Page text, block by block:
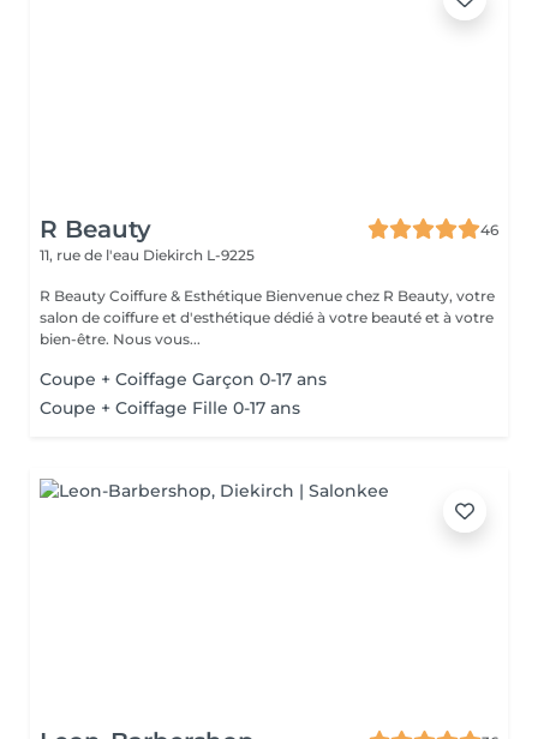
R Beauty
46
11, rue de l'eau Diekirch L-9225
R Beauty Coiffure & Esthétique Bienvenue chez R Beauty, votre
salon de coiffure et d'esthétique dédié à votre beauté et à votre
bien-être. Nous vous...
Coupe + Coiffage Garçon 0-17 ans
Coupe + Coiffage Fille 0-17 ans